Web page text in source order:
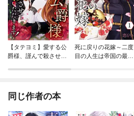
【タテヨミ】愛する公
爵様、謹んで殺させて
死に戻りの花嫁～二度
目の人生は帝国の最強
同じ作者の本